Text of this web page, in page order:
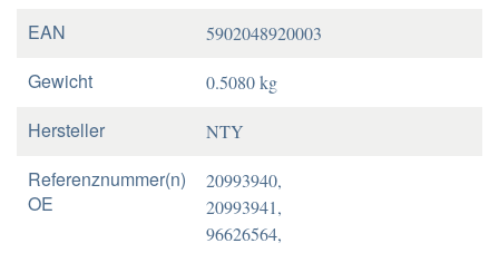
EAN 5902048920003
Gewicht 0.5080 kg
Hersteller NTY
Referenznummer(n)
OE
20993940,
20993941,
96626564,